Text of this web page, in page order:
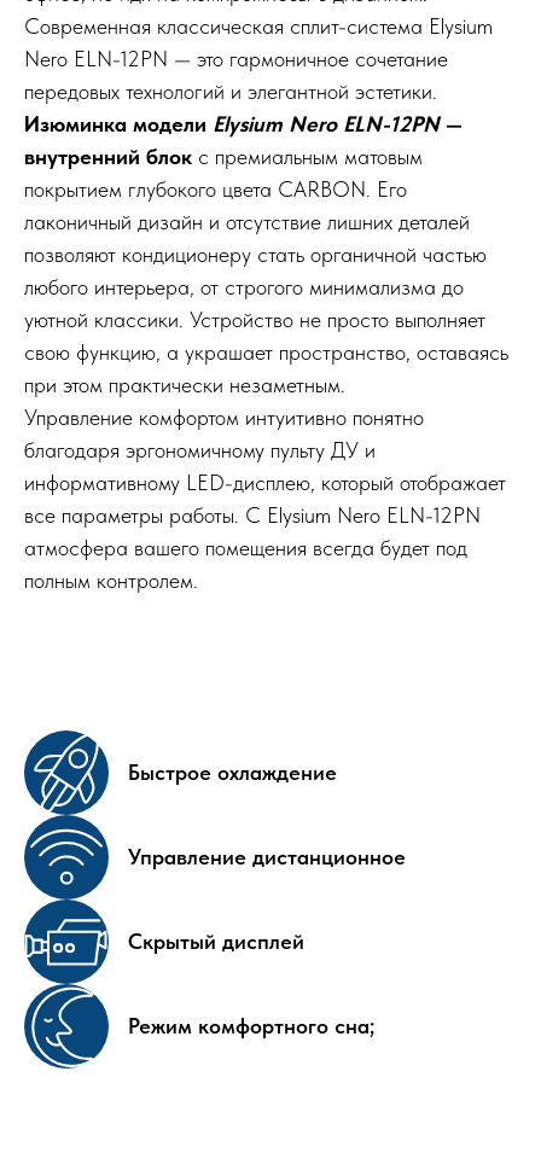
Современная классическая сплит-система Elysium
Nero ELN-12PN — это гармоничное сочетание
передовых технологий и элегантной эстетики.
Изюминка модели Elysium Nero ELN-12PN—
внутренний блок с премиальным матовым
покрытием глубокого цвета CARBON. Его
лаконичный дизайн и отсутствие лишних деталей
позволяют кондиционеру стать органичной частью
любого интерьера, от строгого минимализма до
уютной классики. Устройство не просто выполняет
свою функцию, а украшает пространство, оставаясь
при этом практически незаметным.
Управление комфортом интуитивно понятно
благодаря эргономичному пульту ДУ и
информативному LED-дисплею, который отображает
все параметры работы. С Elysium Nero ELN-12PN
атмосфера вашего помещения всегда будет под
полным контролем.
Быстрое охлаждение
Управление дистанционное
Скрытый дисплей
Режим комфортного сна;